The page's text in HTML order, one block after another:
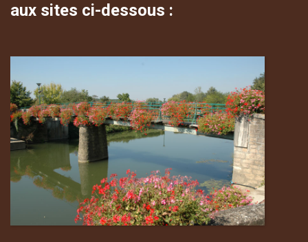
aux sites ci-dessous :